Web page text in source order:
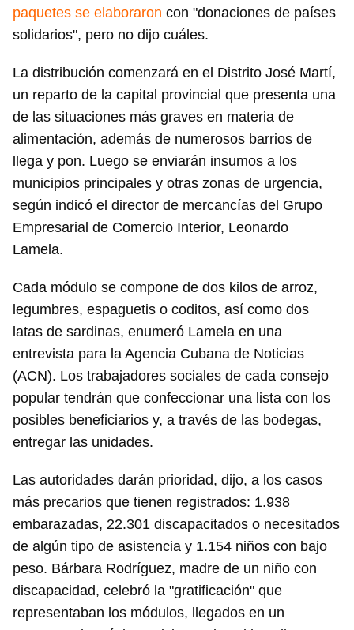
paquetes se elaboraron con "donaciones de países
solidarios", pero no dijo cuáles.
La distribución comenzará en el Distrito José Martí,
un reparto de la capital provincial que presenta una
de las situaciones más graves en materia de
alimentación, además de numerosos barrios de
llega y pon. Luego se enviarán insumos a los
municipios principales y otras zonas de urgencia,
según indicó el director de mercancías del Grupo
Empresarial de Comercio Interior, Leonardo
Lamela.
Cada módulo se compone de dos kilos de arroz,
legumbres, espaguetis o coditos, así como dos
latas de sardinas, enumeró Lamela en una
entrevista para la Agencia Cubana de Noticias
(ACN). Los trabajadores sociales de cada consejo
popular tendrán que confeccionar una lista con los
posibles beneficiarios y, a través de las bodegas,
entregar las unidades.
Las autoridades darán prioridad, dijo, a los casos
más precarios que tienen registrados: 1.938
embarazadas, 22.301 discapacitados o necesitados
de algún tipo de asistencia y 1.154 niños con bajo
peso. Bárbara Rodríguez, madre de un niño con
discapacidad, celebró la "gratificación" que
representaban los módulos, llegados en un